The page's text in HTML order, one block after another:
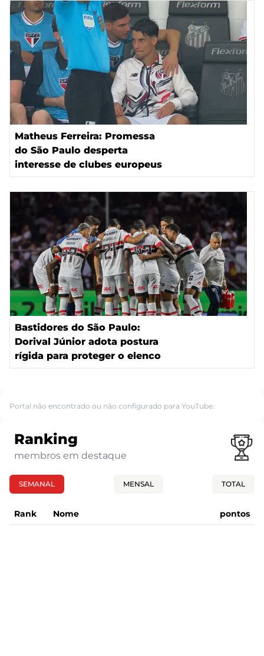
Matheus Ferreira: Promessa
do São Paulo desperta
interesse de clubes europeus
Bastidores do São Paulo:
Dorival Júnior adota postura
rígida para proteger o elenco
Portal não encontrado ou não configurado para YouTube.
Ranking
membros em destaque
SEMANAL MENSAL TOTAL
Rank Nome pontos